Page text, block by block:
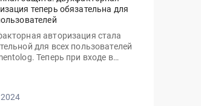
теперь обязательна для
авторизация стала
для всех пользователей
Теперь при входе в
на электронную почту